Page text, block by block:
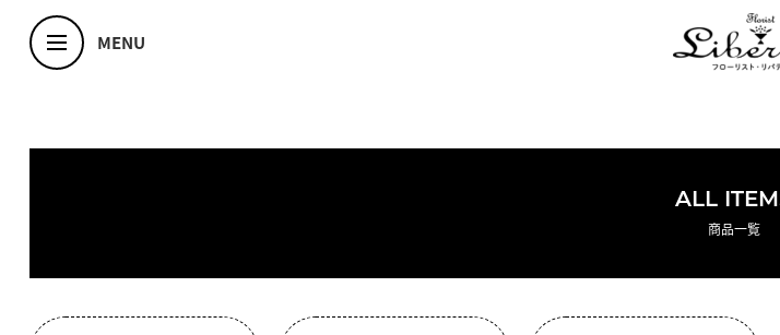
MENU
ALL
商品一覧